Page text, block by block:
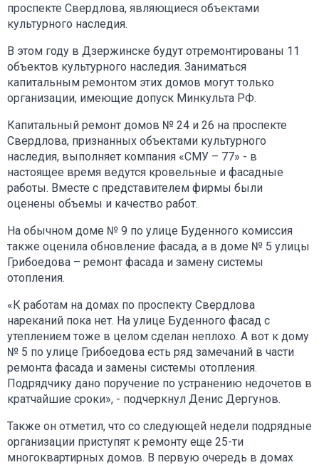
проспекте Свердлова, являющиеся объектами
культурного наследия.
В этом году в Дзержинске будут отремонтированы 11
объектов культурного наследия. Заниматься
капитальным ремонтом этих домов могут только
организации, имеющие допуск Минкульта РФ.
Капитальный ремонт домов № 24 и 26 на проспекте
Свердлова, признанных объектами культурного
наследия, выполняет компания «СМУ – 77» - в
настоящее время ведутся кровельные и фасадные
работы. Вместе с представителем фирмы были
оценены объемы и качество работ.
На обычном доме № 9 по улице Буденного комиссия
также оценила обновление фасада, а в доме № 5 улицы
Грибоедова – ремонт фасада и замену системы
отопления.
«К работам на домах по проспекту Свердлова
нареканий пока нет. На улице Буденного фасад с
утеплением тоже в целом сделан неплохо. А вот к дому
№ 5 по улице Грибоедова есть ряд замечаний в части
ремонта фасада и замены системы отопления.
Подрядчику дано поручение по устранению недочетов в
кратчайшие сроки», - подчеркнул Денис Дергунов.
Также он отметил, что со следующей недели подрядные
организации приступят к ремонту еще 25-ти
многоквартирных домов. В первую очередь в домах